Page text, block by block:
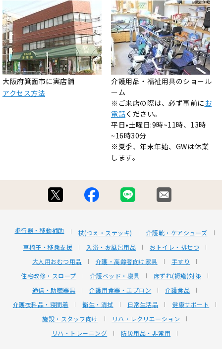
大阪府箕面市に実店舗
アクセス方法
介護用品・福祉用具のショール
ーム
※ご来店の際は、必ず事前に お
電話ください。
平日•土曜日:9時~11時、13時
~16時30分
※夏季、年末年始、GWは休業
します。
歩行器・移動補助 杖(つえ・ステッキ)
介護靴・ケアシューズ
車椅子・移乗支援
入浴・お風呂用品
おトイレ・排せつ
大人用おむつ用品
介護・高齢者向け家具
手すり
住宅改修・スロープ
介護ベッド・寝具
床ずれ(褥瘡)対策
通信・助聴器具
介護用食器・エプロン
介護食品
介護衣料品・寝間着
衛生・清拭 日常生活品
健康サポート
施設・スタッフ向け
リハ・レクリエーション
リハ・トレーニング
防災用品・非常用